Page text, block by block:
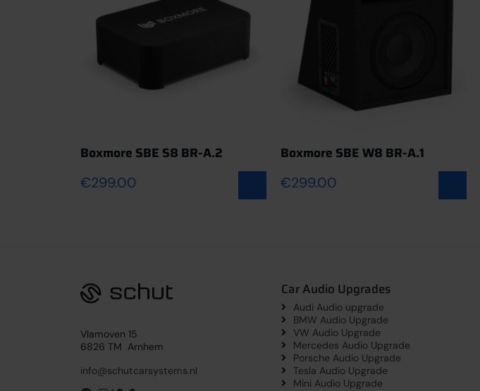
Boxmore SBE S8 BR-A.2
€299.00
Boxmore SBE W8 BR-A.1
€299.00
Vlamoven 15
6826 TM Arnhem
info@schutcarsystems.nl
Car Audio Upgrades
Audi Audio upgrade
BMW Audio Upgrade
VW Audio Upgrade
Mercedes Audio Upgrade
Porsche Audio Upgrade
Tesla Audio Upgrade
Mini Audio Upgrade